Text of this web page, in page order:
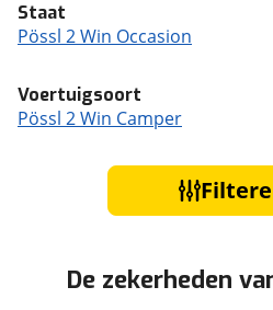
Staat
Pössl 2 Win Occasion
Voertuigsoort
Pössl 2 Win Camper
De zekerheden